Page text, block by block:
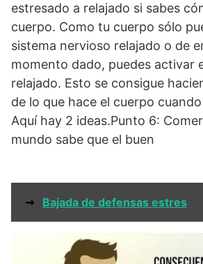
estresado a relajado si sabes
cuerpo. Como tu cuerpo sólo
sistema nervioso relajado o de
momento dado, puedes activar
relajado. Esto se consigue
de lo que hace el cuerpo
Aquí hay 2 ideas.Punto 6:
mundo sabe que el buen
➞ Bajada de defensas estres